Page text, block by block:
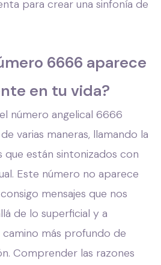
para crear una sinfonía de
6666 aparece
en tu vida?
número angelical 6666
varias maneras, llamando la
que están sintonizados con
Este número no aparece
mensajes que nos
de lo superficial y a
más profundo de
Comprender las razones